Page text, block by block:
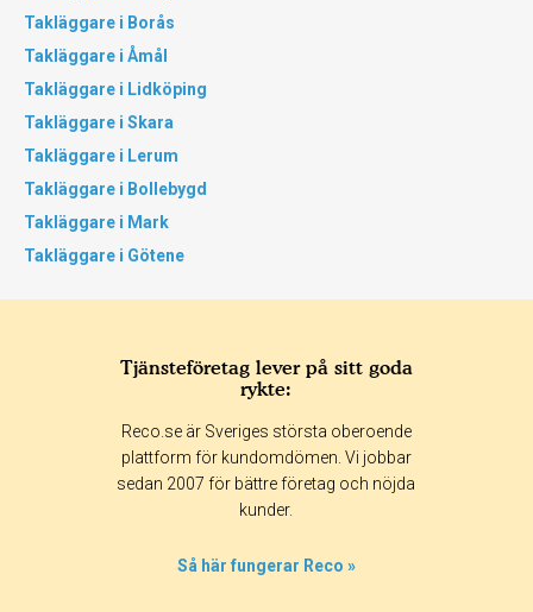
Takläggare i Borås
Takläggare i Åmål
Takläggare i Lidköping
Takläggare i Skara
Takläggare i Lerum
Takläggare i Bollebygd
Takläggare i Mark
Takläggare i Götene
Tjänsteföretag lever på sitt goda
rykte:
Reco.se är Sveriges största oberoende
plattform för kundomdömen. Vi jobbar
sedan 2007 för bättre företag och nöjda
kunder.
Så här fungerar Reco »